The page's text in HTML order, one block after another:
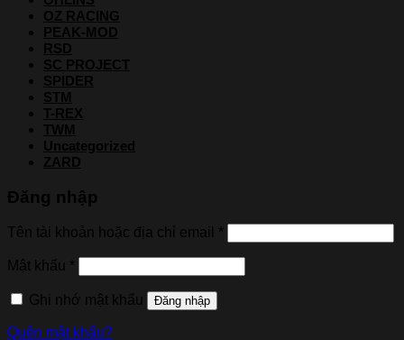
OZ RACING
PEAK-MOD
RSD
SC PROJECT
SPIDER
STM
T-REX
TWM
Uncategorized
ZARD
Đăng nhập
Tên tài khoản hoặc địa chỉ email *
Mật khẩu *
Ghi nhớ mật khẩu Đăng nhập
Quên mật khẩu?